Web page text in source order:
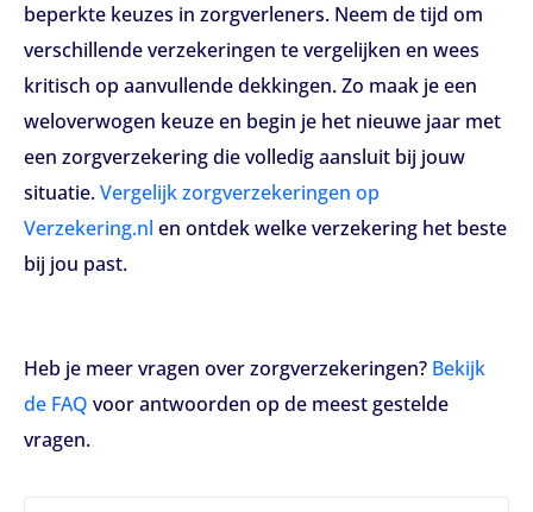
beperkte keuzes in zorgverleners. Neem de tijd om
verschillende verzekeringen te vergelijken en wees
kritisch op aanvullende dekkingen. Zo maak je een
weloverwogen keuze en begin je het nieuwe jaar met
een zorgverzekering die volledig aansluit bij jouw
situatie.Vergelijk zorgverzekeringen op
Verzekering.nl en ontdek welke verzekering het beste
bij jou past.
Heb je meer vragen over zorgverzekeringen? Bekijk
de FAQ voor antwoorden op de meest gestelde
vragen.